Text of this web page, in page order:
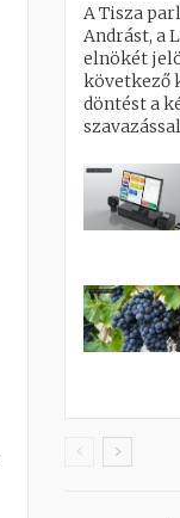
A Tisza
Andrást, a
elnökét
következő
döntést a